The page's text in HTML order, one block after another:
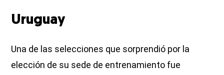
Uruguay
Una de las selecciones que sorprendió por la
elección de su sede de entrenamiento fue